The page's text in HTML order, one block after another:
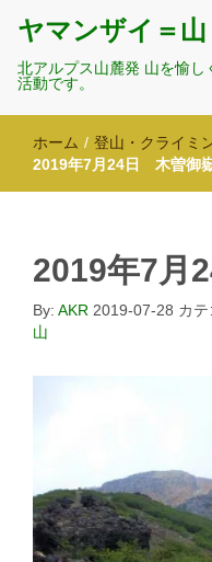
ヤマンザイ＝
北アルプス山麓発 山を愉
活動です。
ホーム / 登山・クライミ
2019年7月24日 木曽御
2019年7月
By: AKR 2019-07-28 カ
山